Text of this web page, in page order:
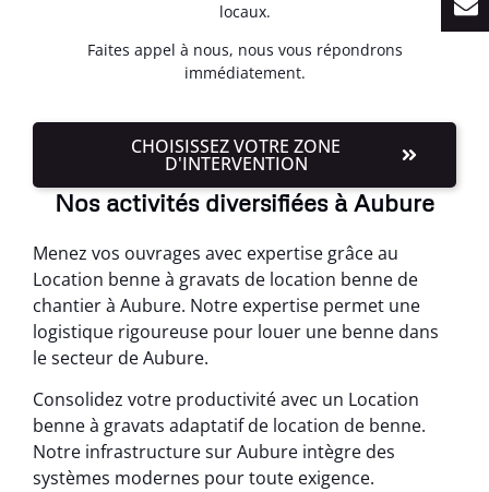
locaux.
Faites appel à nous, nous vous répondrons
immédiatement.
CHOISISSEZ VOTRE ZONE
D'INTERVENTION
Nos activités diversifiées à Aubure
Menez vos ouvrages avec expertise grâce au
Location benne à gravats de location benne de
chantier à Aubure. Notre expertise permet une
logistique rigoureuse pour louer une benne dans
le secteur de Aubure.
Consolidez votre productivité avec un Location
benne à gravats adaptatif de location de benne.
Notre infrastructure sur Aubure intègre des
systèmes modernes pour toute exigence.